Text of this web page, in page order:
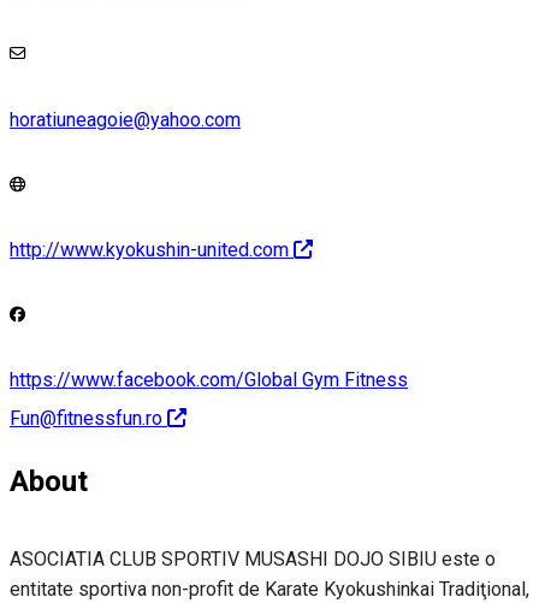
horatiuneagoie@yahoo.com
http://www.kyokushin-united.com
https://www.facebook.com/Global Gym Fitness
Fun@fitnessfun.ro
About
ASOCIATIA CLUB SPORTIV MUSASHI DOJO SIBIU este o
entitate sportiva non-profit de Karate Kyokushinkai Tradiţional,